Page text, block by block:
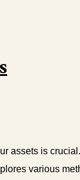
assets is
various